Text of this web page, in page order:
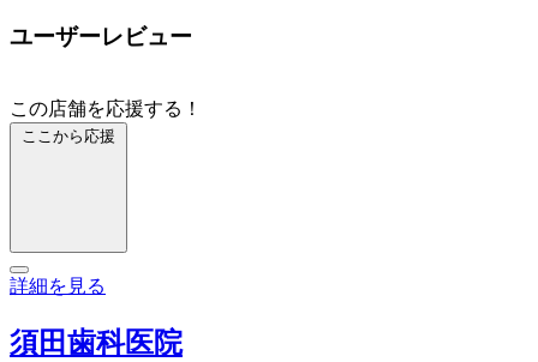
ユーザーレビュー
この店舗を応援する！
ここから応援
詳細を見る
須田歯科医院